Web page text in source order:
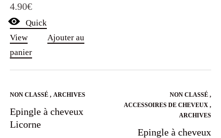
4.90€
Quick
View
Ajouter au
panier
NON CLASSÉ , ARCHIVES
Epingle à cheveux
Licorne
NON CLASSÉ ,
ACCESSOIRES DE CHEVEUX ,
ARCHIVES
Epingle à cheveux